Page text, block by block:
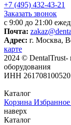
+7 (495) 432-43-21
Заказать звонок
с 9:00 до 21:00
Почта:
Адрес: г. Москва,
карте
2024 © DentalTrust-
оборудования
ИНН
Каталог
Корзина Избранное
наверх
Каталог